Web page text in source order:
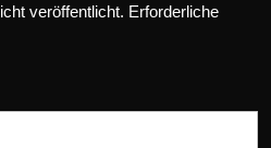
veröffentlicht. Erforderliche